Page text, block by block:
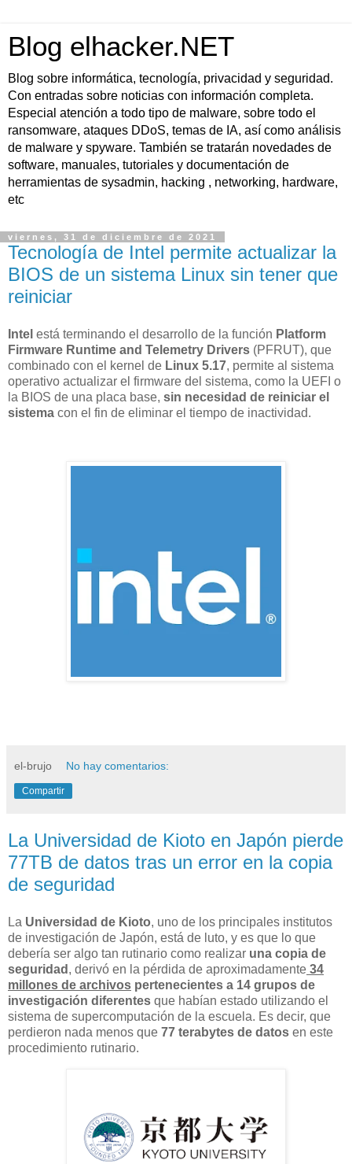
Blog elhacker.NET
Blog sobre informática, tecnología, privacidad y seguridad.
Con entradas sobre noticias con información completa.
Especial atención a todo tipo de malware, sobre todo el
ransomware, ataques DDoS, temas de IA, así como análisis
de malware y spyware. También se tratarán novedades de
software, manuales, tutoriales y documentación de
herramientas de sysadmin, hacking , networking, hardware,
etc
viernes, 31 de diciembre de 2021
Tecnología de Intel permite actualizar la
BIOS de un sistema Linux sin tener que
reiniciar
Intel está terminando el desarrollo de la función Platform
Firmware Runtime and Telemetry Drivers (PFRUT), que
combinado con el kernel de Linux 5.17, permite al sistema
operativo actualizar el firmware del sistema, como la UEFI o
la BIOS de una placa base, sin necesidad de reiniciar el
sistema con el fin de eliminar el tiempo de inactividad.
el-brujo No hay comentarios:
Compartir
La Universidad de Kioto en Japón pierde
77TB de datos tras un error en la copia
de seguridad
La Universidad de Kioto, uno de los principales institutos
de investigación de Japón, está de luto, y es que lo que
debería ser algo tan rutinario como realizar una copia de
seguridad , derivó en la pérdida de aproximadamente 34
millones de archivos pertenecientes a 14 grupos de
investigación diferentes que habían estado utilizando el
sistema de supercomputación de la escuela. Es decir, que
perdieron nada menos que 77 terabytes de datos en este
procedimiento rutinario.